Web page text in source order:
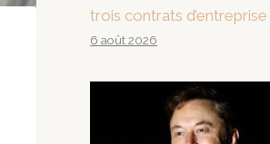
trois contrats
6 août 2026